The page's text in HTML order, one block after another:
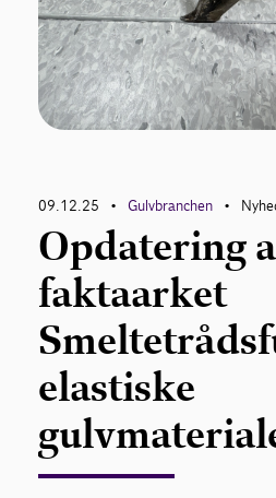
Gulvfakta
GVK
For medlemmer
Om Gulvbranchen
Bliv medlem
09.12.25 • Gulvbranchen •
Opdatering
faktaarket
elastiske